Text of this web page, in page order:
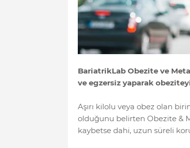
BariatrikLab Obezite ve
ve egzersiz yaparak
Aşırı kilolu veya obez olan
olduğunu belirten Obezite &
kaybetse dahi, uzun süreli